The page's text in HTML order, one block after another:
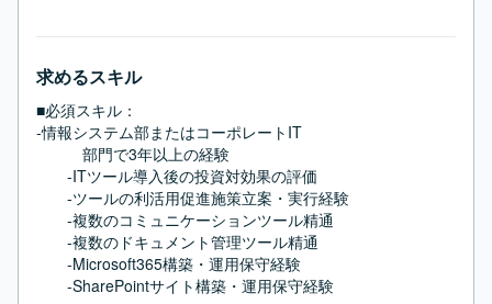
求めるスキル
■必須スキル：
-情報システム部またはコーポレートIT
部門で3年以上の経験
-ITツール導入後の投資対効果の評価
-ツールの利活用促進施策立案・実行経験
-複数のコミュニケーションツール精通
-複数のドキュメント管理ツール精通
-Microsoft365構築・運用保守経験
-SharePointサイト構築・運用保守経験